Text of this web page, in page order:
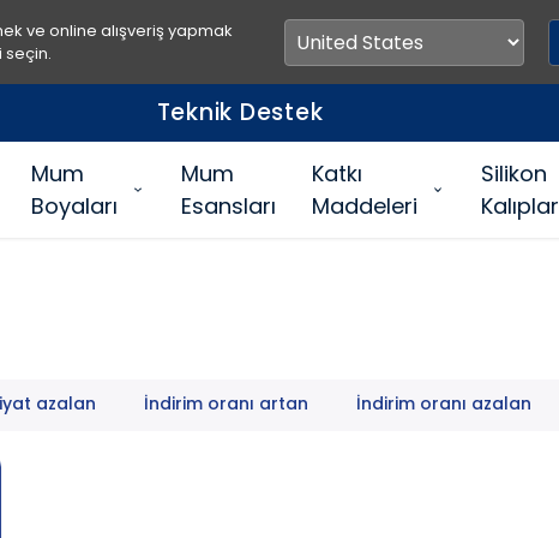
ve online alışveriş yapmak
seçin.
Teknik Destek
Mum
Boyaları
Mum
Esansları
Katkı
Maddeleri
Silikon
Kalıplar
azalan İndirim oranı artan İndirim oranı azalan